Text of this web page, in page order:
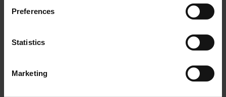
Preferences
Statistics
Marketing